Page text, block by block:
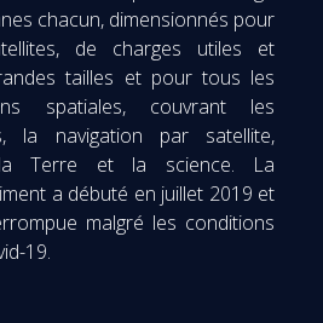
chacun, dimensionnés pour
de charges utiles et
tailles et pour tous les
spatiales, couvrant les
la navigation par satellite,
la Terre et la science. La
a débuté en juillet 2019 et
malgré les conditions
19.